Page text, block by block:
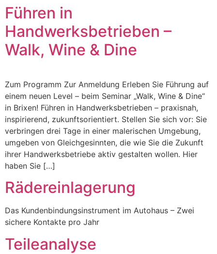
Führen in
Handwerksbetrieben –
Walk, Wine & Dine
Zum Programm Zur Anmeldung Erleben Sie Führung auf
einem neuen Level – beim Seminar „Walk, Wine & Dine“
in Brixen! Führen in Handwerksbetrieben – praxisnah,
inspirierend, zukunftsorientiert. Stellen Sie sich vor: Sie
verbringen drei Tage in einer malerischen Umgebung,
umgeben von Gleichgesinnten, die wie Sie die Zukunft
ihrer Handwerksbetriebe aktiv gestalten wollen. Hier
haben Sie […]
Rädereinlagerung
Das Kundenbindungsinstrument im Autohaus – Zwei
sichere Kontakte pro Jahr
Teileanalyse